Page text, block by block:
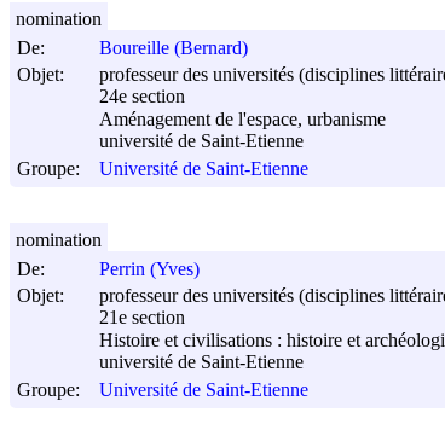
De:
Boureille (Bernard)
Objet:
professeur des universités (disciplines
24e section
Aménagement de l'espace, urbanisme
université de Saint-Etienne
Groupe:
Université de Saint-Etienne
nomination
De:
Perrin (Yves)
Objet:
professeur des universités (disciplines
21e section
Histoire et civilisations : histoire et
université de Saint-Etienne
Groupe:
Université de Saint-Etienne
nomination